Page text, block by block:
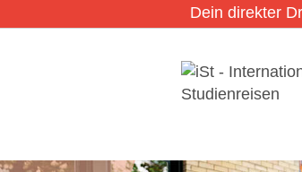
Dein direkter